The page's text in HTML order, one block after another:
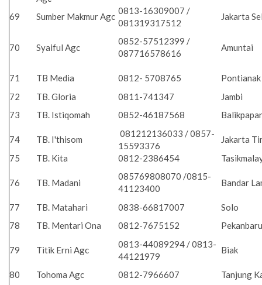
69 Sumber Makmur Agc
0813-16309007 /
081319317512
Jakarta
70 Syaiful Agc
0852-57512399 /
087716578616
Amuntai
71 TB Media 0812- 5708765
Pontianak
72
TB. Gloria 0811-741347
Jambi
73
TB. Istiqomah 0852-46187568
74 TB. I'thisom
081212136033 / 0857-
15593376
Jakarta
75
TB. Kita 0812-2386454
76 TB. Madani
085769808070 /0815-
41123400
Bandar
77 TB. Matahari 0838-66817007
Solo
78
TB. Mentari Ona 0812-7675152
79 Titik Erni Agc
0813-44089294 / 0813-
44121979
Biak
80 Tohoma Agc 0812-7966607
Tanjung